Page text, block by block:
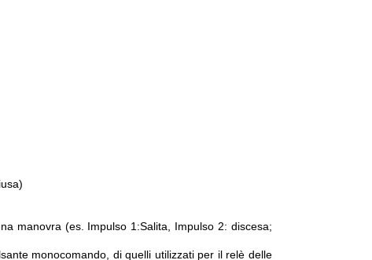
manovra (es. Impulso 1:Salita, Impulso 2: discesa;
monocomando, di quelli utilizzati per il relè delle